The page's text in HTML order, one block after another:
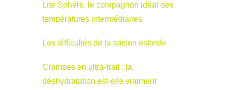
Lite Sphère, le compagnon idéal des
températures intermédiaires
Les difficultés de la saison estivale
Crampes en ultra-trail : la
déshydratation est-elle vraiment